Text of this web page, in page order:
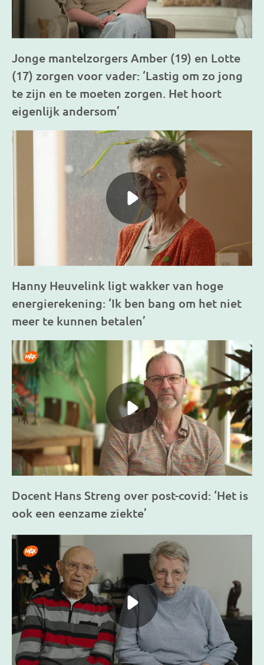
Jonge mantelzorgers Amber (19) en Lotte
(17) zorgen voor vader: ‘Lastig om zo jong
te zijn en te moeten zorgen. Het hoort
eigenlijk andersom’
Hanny Heuvelink ligt wakker van hoge
energierekening: ‘Ik ben bang om het niet
meer te kunnen betalen’
Docent Hans Streng over post-covid: ‘Het is
ook een eenzame ziekte’